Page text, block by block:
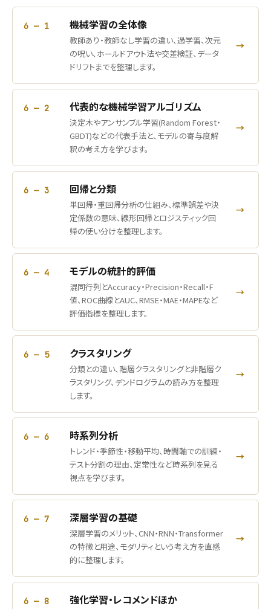
6 — 1 機械学習の全体像
教師あり・教師なし学習の違い、過学習、次元
の呪い、ホールドアウト法や交差検証、データ
ドリフトまでを整理します。
→
6 — 2 代表的な機械学習アルゴリズム
決定木やアンサンブル学習(Random Forest・
GBDT)などの代表手法と、モデルの寄与度解
釈の考え方を学びます。
→
6 — 3 回帰と分類
単回帰・重回帰分析の仕組み、標準誤差や決
定係数の意味、線形回帰とロジスティック回
帰の使い分けを整理します。
→
6 — 4 モデルの統計的評価
混同行列とAccuracy・Precision・Recall・F
値、ROC曲線とAUC、RMSE・MAE・MAPEなど
評価指標を整理します。
→
6 — 5 クラスタリング
分類との違い、階層クラスタリングと非階層ク
ラスタリング、デンドログラムの読み方を整理
します。
→
6 — 6 時系列分析
トレンド・季節性・移動平均、時間軸での訓練・
テスト分割の理由、定常性など時系列を見る
視点を学びます。
→
6 — 7 深層学習の基礎
深層学習のメリット、CNN・RNN・Transformer
の特徴と用途、モダリティという考え方を直感
的に整理します。
→
6 — 8 強化学習・レコメンドほか